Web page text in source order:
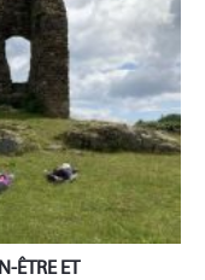
ÊTRE ET